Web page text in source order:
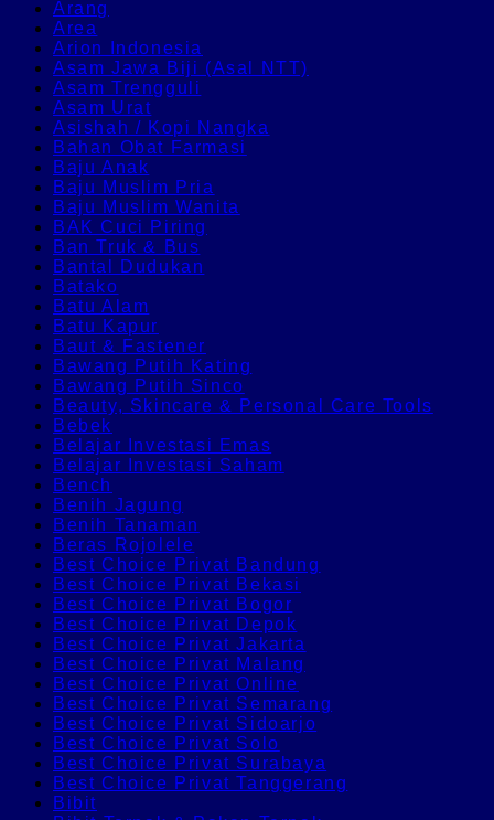
Arang
Area
Arion Indonesia
Asam Jawa Biji (Asal NTT)
Asam Trengguli
Asam Urat
Asishah / Kopi Nangka
Bahan Obat Farmasi
Baju Anak
Baju Muslim Pria
Baju Muslim Wanita
BAK Cuci Piring
Ban Truk & Bus
Bantal Dudukan
Batako
Batu Alam
Batu Kapur
Baut & Fastener
Bawang Putih Kating
Bawang Putih Sinco
Beauty, Skincare & Personal Care Tools
Bebek
Belajar Investasi Emas
Belajar Investasi Saham
Bench
Benih Jagung
Benih Tanaman
Beras Rojolele
Best Choice Privat Bandung
Best Choice Privat Bekasi
Best Choice Privat Bogor
Best Choice Privat Depok
Best Choice Privat Jakarta
Best Choice Privat Malang
Best Choice Privat Online
Best Choice Privat Semarang
Best Choice Privat Sidoarjo
Best Choice Privat Solo
Best Choice Privat Surabaya
Best Choice Privat Tanggerang
Bibit